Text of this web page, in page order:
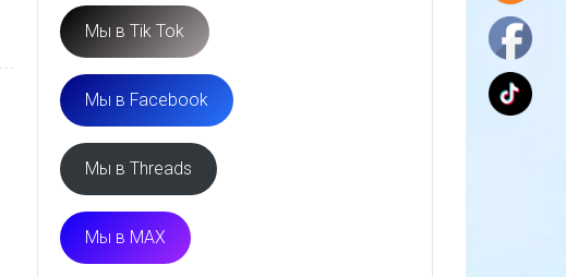
Мы в Tik Tok
Мы в Facebook
Мы в Threads
Мы в MAX